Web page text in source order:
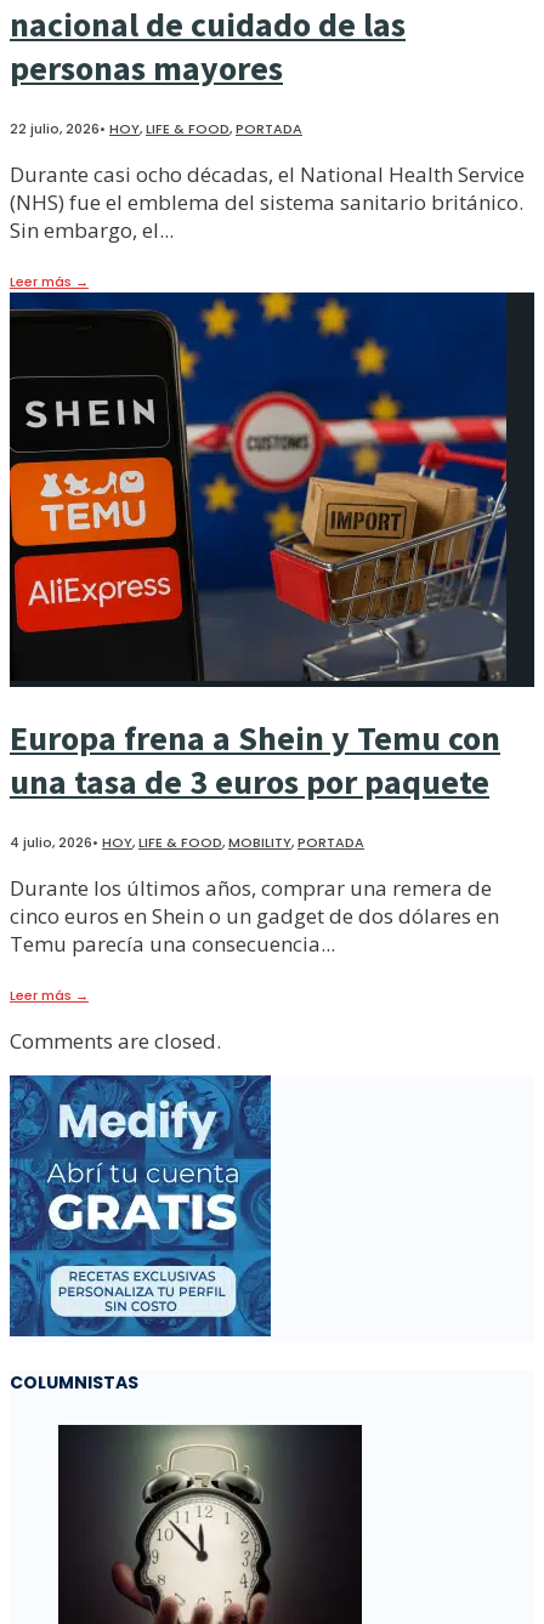
nacional de cuidado de las
personas mayores
22 julio, 2026• HOY,LIFE & FOOD,PORTADA
Durante casi ocho décadas, el National Health Service
(NHS) fue el emblema del sistema sanitario británico.
Sin embargo, el...
Leer más →
Europa frena a Shein y Temu con
una tasa de 3 euros por paquete
4 julio, 2026• HOY,LIFE & FOOD,MOBILITY,PORTADA
Durante los últimos años, comprar una remera de
cinco euros en Shein o un gadget de dos dólares en
Temu parecía una consecuencia...
Leer más →
Comments are closed.
COLUMNISTAS